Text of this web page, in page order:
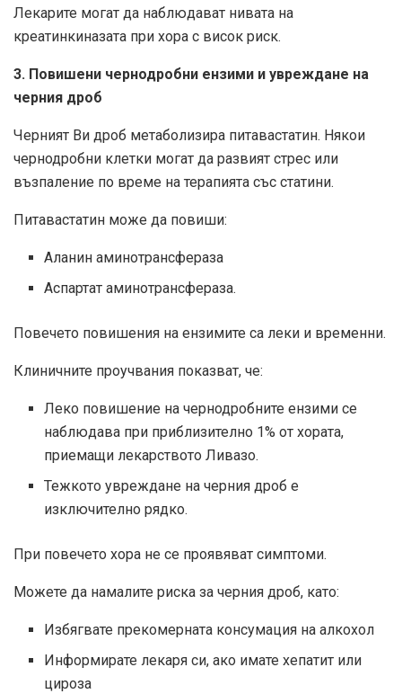
Лекарите могат да наблюдават нивата на
креатинкиназата при хора с висок риск.
3. Повишени чернодробни ензими и увреждане на
черния дроб
Черният Ви дроб метаболизира питавастатин. Някои
чернодробни клетки могат да развият стрес или
възпаление по време на терапията със статини.
Питавастатин може да повиши:
Аланин аминотрансфераза
Аспартат аминотрансфераза.
Повечето повишения на ензимите са леки и временни.
Клиничните проучвания показват, че:
Леко повишение на чернодробните ензими се
наблюдава при приблизително 1% от хората,
приемащи лекарството Ливазо.
Тежкото увреждане на черния дроб е
изключително рядко.
При повечето хора не се проявяват симптоми.
Можете да намалите риска за черния дроб, като:
Избягвате прекомерната консумация на алкохол
Информирате лекаря си, ако имате хепатит или
цироза